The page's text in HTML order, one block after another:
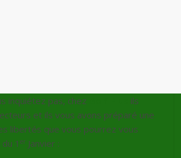
inquiétez pas, chez
ils
et ils vous avons préparé une
libertés que vous pourrez vous
du 1er Janvier :